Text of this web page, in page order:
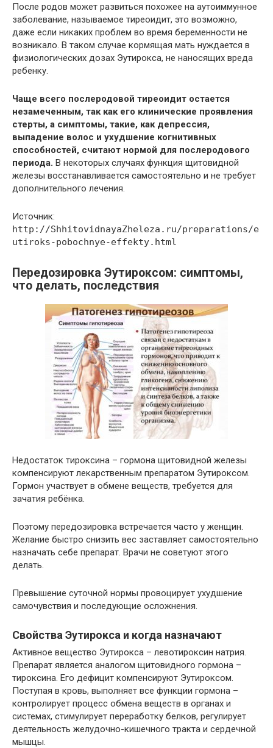
После родов может развиться похожее на аутоиммунное
заболевание, называемое тиреоидит, это возможно,
даже если никаких проблем во время беременности не
возникало. В таком случае кормящая мать нуждается в
физиологических дозах Эутирокса, не наносящих вреда
ребенку.
Чаще всего послеродовой тиреоидит остается
незамеченным, так как его клинические проявления
стерты, а симптомы, такие, как депрессия,
выпадение волос и ухудшение когнитивных
способностей, считают нормой для послеродового
периода. В некоторых случаях функция щитовидной
железы восстанавливается самостоятельно и не требует
дополнительного лечения.
Источник:
http://ShhitovidnayaZheleza.ru/preparations/e
utiroks-pobochnye-effekty.html
Передозировка Эутироксом: симптомы,
что делать, последствия
Недостаток тироксина – гормона щитовидной железы
компенсируют лекарственным препаратом Эутироксом.
Гормон участвует в обмене веществ, требуется для
зачатия ребёнка.
Поэтому передозировка встречается часто у женщин.
Желание быстро снизить вес заставляет самостоятельно
назначать себе препарат. Врачи не советуют этого
делать.
Превышение суточной нормы провоцирует ухудшение
самочувствия и последующие осложнения.
Свойства Эутирокса и когда назначают
Активное вещество Эутирокса – левотироксин натрия.
Препарат является аналогом щитовидного гормона –
тироксина. Его дефицит компенсируют Эутироксом.
Поступая в кровь, выполняет все функции гормона –
контролирует процесс обмена веществ в органах и
системах, стимулирует переработку белков, регулирует
деятельность желудочно-кишечного тракта и сердечной
мышцы.